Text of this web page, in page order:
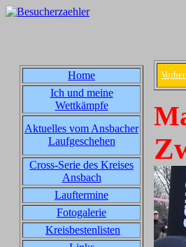
Home
Ich und meine
Wettkämpfe
Aktuelles vom Ansbacher
Laufgeschehen
Cross-Serie des Kreises
Ansbach
Lauftermine
Fotogalerie
Kreisbestenlisten